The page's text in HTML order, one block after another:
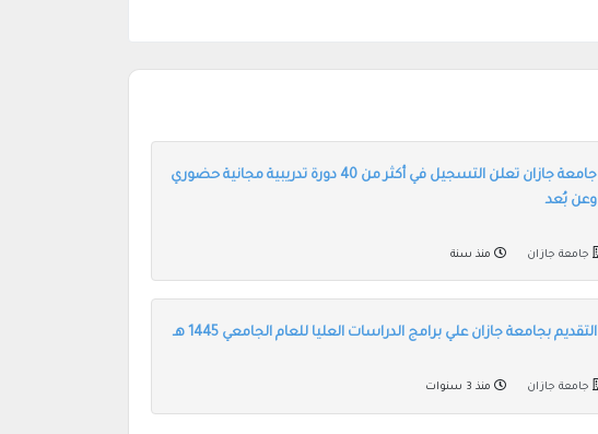
جامعة جازان تعلن التسجيل في أكثر من 40 دورة تدريبية مجانية حضوري
وعن بُعد
جامعة جازان منذ سنة
التقديم بجامعة جازان علي برامج الدراسات العليا للعام الجامعي 1445 هـ
جامعة جازان منذ 3 سنوات